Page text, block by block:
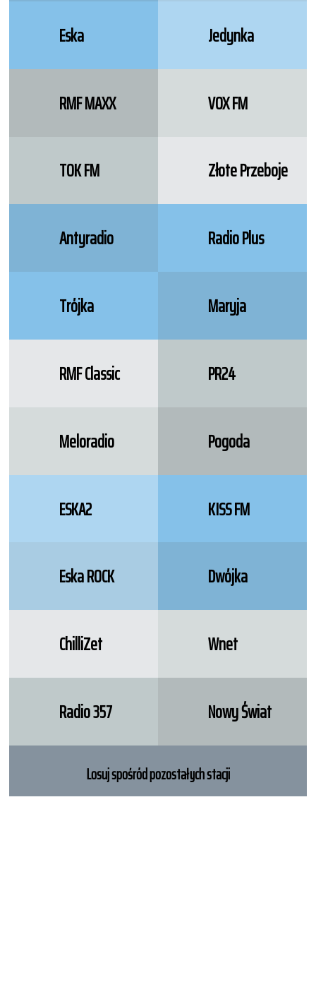
Eska Jedynka
RMF MAXX VOX FM
TOK FM Złote Przeboje
Antyradio Radio Plus
Trójka Maryja
RMF Classic PR24
Meloradio Pogoda
ESKA2 KISS FM
Eska ROCK Dwójka
ChilliZet Wnet
Radio 357 Nowy Świat
Losuj spośród pozostałych stacji